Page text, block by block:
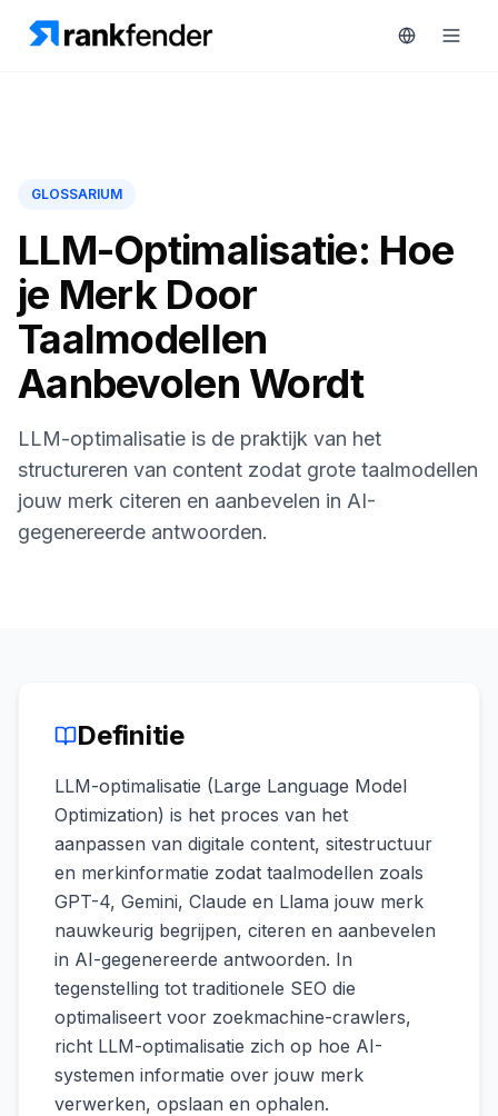
RAIVE
Engine
Concurrentietracking
Content
& Analyse
Oplossingen
Bronnen
Gratis
tools
Demo
boeken
GLOSSARIUM
LLM-Optimalisatie: Hoe
je Merk Door
Taalmodellen
Aanbevolen Wordt
LLM-optimalisatie is de praktijk van het
structureren van content zodat grote taalmodellen
jouw merk citeren en aanbevelen in AI-
gegenereerde antwoorden.
Definitie
LLM-optimalisatie (Large Language Model
Optimization) is het proces van het
aanpassen van digitale content, sitestructuur
en merkinformatie zodat taalmodellen zoals
GPT-4, Gemini, Claude en Llama jouw merk
nauwkeurig begrijpen, citeren en aanbevelen
in AI-gegenereerde antwoorden. In
tegenstelling tot traditionele SEO die
optimaliseert voor zoekmachine-crawlers,
richt LLM-optimalisatie zich op hoe AI-
systemen informatie over jouw merk
verwerken, opslaan en ophalen.